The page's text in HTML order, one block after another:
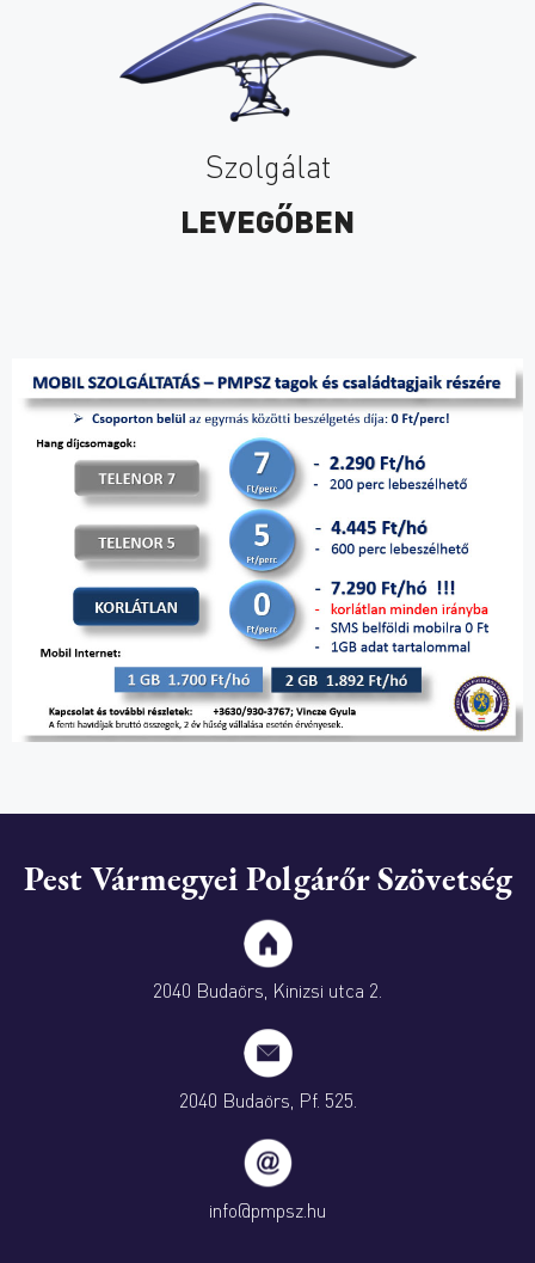
Szolgálat
LEVEGŐBEN
Pest Vármegyei Polgárőr Szövetség
2040 Budaörs, Kinizsi utca 2.
2040 Budaörs, Pf. 525.
info@pmpsz.hu